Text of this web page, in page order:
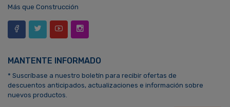
Más que Construcción
MANTENTE INFORMADO
* Suscríbase a nuestro boletín para recibir ofertas de
descuentos anticipados, actualizaciones e información sobre
nuevos productos.